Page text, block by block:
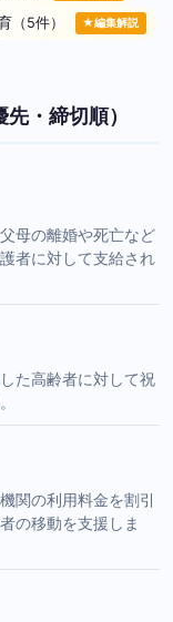
（5件） ★編集解説
・締切順）
母の離婚や死亡など
者に対して支給され
た高齢者に対して祝
関の利用料金を割引
の移動を支援しま